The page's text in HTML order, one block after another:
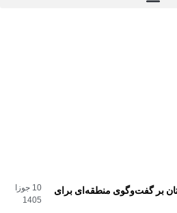
بر گفت‌وگوی منطقه‌ای برای
10 جوزا
1405